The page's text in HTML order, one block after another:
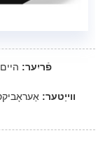
פֿריִער:
ווייַטער: